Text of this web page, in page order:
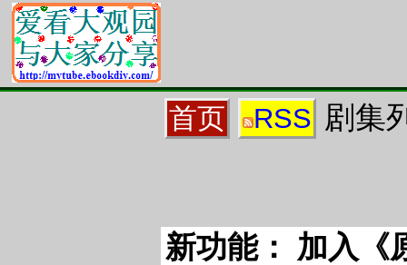
首页 RSS 剧集
新功能： 加入《